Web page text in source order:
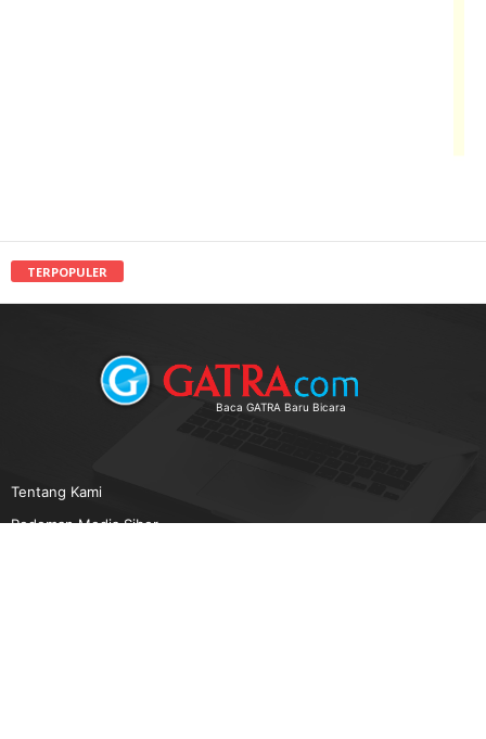
TERPOPULER
Baca GATRA Baru Bicara
Tentang Kami
Pedoman Media Siber